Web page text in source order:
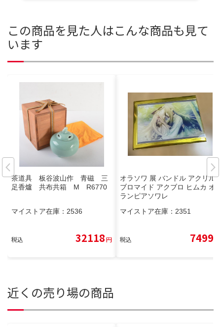
この商品を見た人はこんな商品も見て
います
茶道具 板谷波山作 青磁 三
足香爐 共布共箱 M R6770
マイストア在庫： 2536
税込 32118円
オラソワ 展 バンドル アクリル
ブロマイド アクブロ ヒムカ オ
ランピアソワレ
マイストア在庫： 2351
税込 7499
近くの売り場の商品